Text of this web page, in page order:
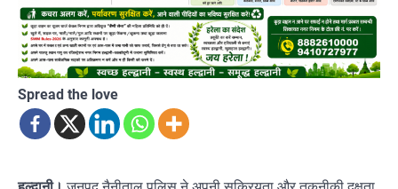
Spread the love